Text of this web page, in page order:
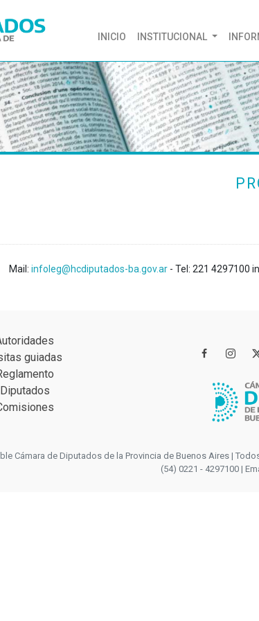
INICIO (CURRENT)
INSTITUCIONAL
Mail: infoleg@hcdiputados-ba.gov.ar - Tel: 221 4297100
guiadas
Diputados

Cámara de Diputados de la Provincia de Buenos Aires |
(54) 0221 - 4297100 |